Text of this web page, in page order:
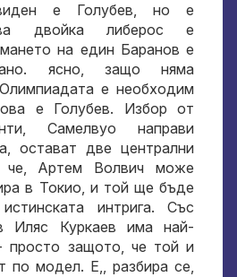
е Голубев, но е
двойка либерос е
на един Баранов е
ясно, защо няма
е необходим
е Голубев. Избор от
Самелвуо направи
остават две централни
че, Артем Волвич може
в Токио, и той ще бъде
интрига. Със
Иляс Куркаев има най-
просто защото, че той и
по модел. Е,, разбира се,